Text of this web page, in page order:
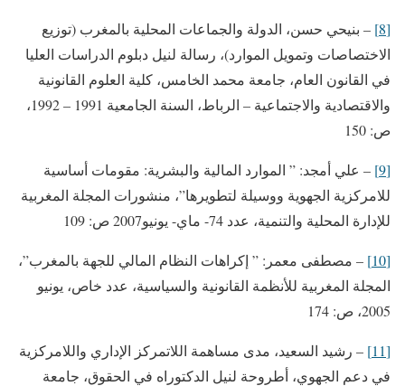
[8]
– بنيحي حسن، الدولة والجماعات المحلية بالمغرب (توزيع
الاختصاصات وتمويل الموارد)، رسالة لنيل دبلوم الدراسات العليا
في القانون العام، جامعة محمد الخامس، كلية العلوم القانونية
والاقتصادية والاجتماعية – الرباط، السنة الجامعية 1991 – 1992،
ص: 150
[9]
– علي أمجد: ” الموارد المالية والبشرية: مقومات أساسية
للامركزية الجهوية ووسيلة لتطويرها”، منشورات المجلة المغربية
للإدارة المحلية والتنمية، عدد 74- ماي- يونيو2007 ص: 109
[10]
– مصطفى معمر: ” إكراهات النظام المالي للجهة بالمغرب”،
المجلة المغربية للأنظمة القانونية والسياسية، عدد خاص، يونيو
2005، ص: 174
[11]
– رشيد السعيد، مدى مساهمة اللاتمركز الإداري واللامركزية
في دعم الجهوي، أطروحة لنيل الدكتوراه في الحقوق، جامعة